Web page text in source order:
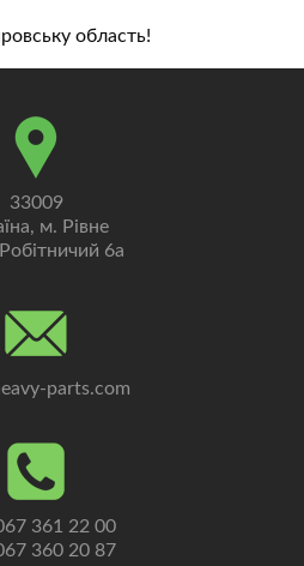
область!
33009
м. Рівне
6а
parts.com
361 22 00
360 20 87